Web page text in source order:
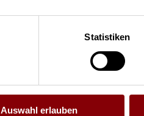
Statistiken
Auswahl erlauben